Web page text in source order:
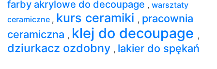
farby akrylowe do decoupage , warsztaty
ceramiczne , kurs ceramiki , pracownia
ceramiczna , klej do decoupage ,
dziurkacz ozdobny , lakier do spękań